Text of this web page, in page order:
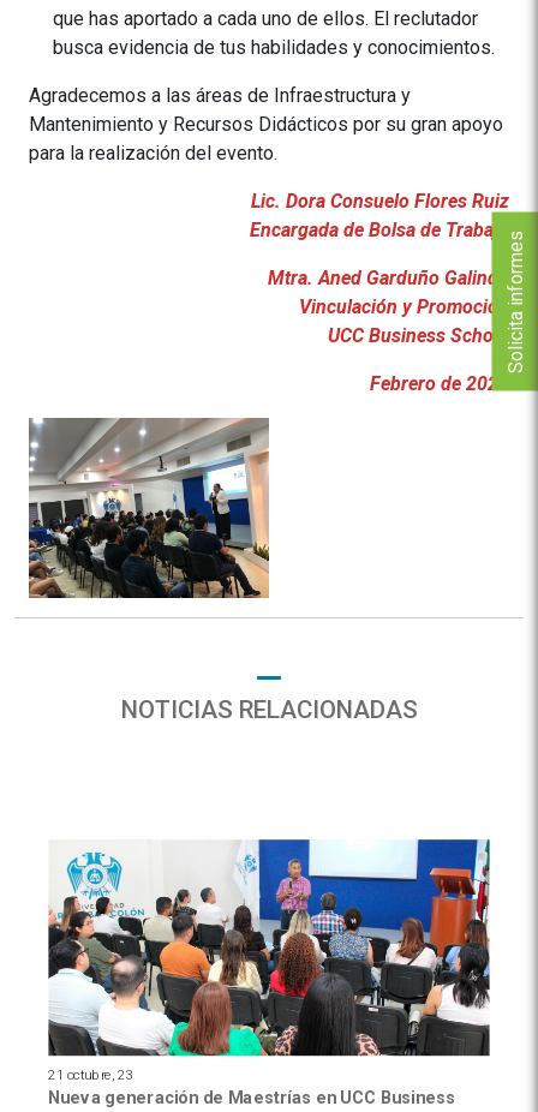
Solicita informes
que has aportado a cada uno de ellos. El reclutador
busca evidencia de tus habilidades y conocimientos.
Agradecemos a las áreas de Infraestructura y
Mantenimiento y Recursos Didácticos por su gran apoyo
para la realización del evento.
Lic. Dora Consuelo Flores Ruiz
Encargada de Bolsa de Trabajo
Mtra. Aned Garduño Galindo
Vinculación y Promoción
UCC Business School
Febrero de 2023
NOTICIAS RELACIONADAS
21 octubre, 23
Nueva generación de Maestrías en UCC Business